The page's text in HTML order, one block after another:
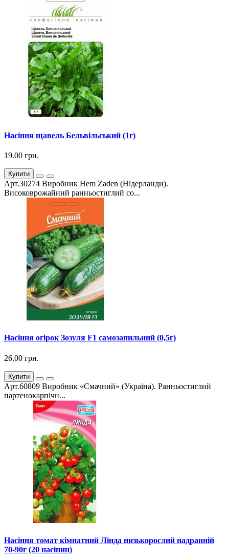
Насіння щавель Бельвільський (1г)
19.00 грн.
Купити
Арт.30274 Виробник Hem Zaden (Нідерланди).
Високоврожайний ранньостиглий со...
Насіння огірок Зозуля F1 самозапильний (0,5г)
26.00 грн.
Купити
Арт.60809 Виробник «Смачний» (Україна). Ранньостиглий
партенокарпічн...
Насіння томат кімнатний Лінда низькорослий надранній
70-90г (20 насінин)